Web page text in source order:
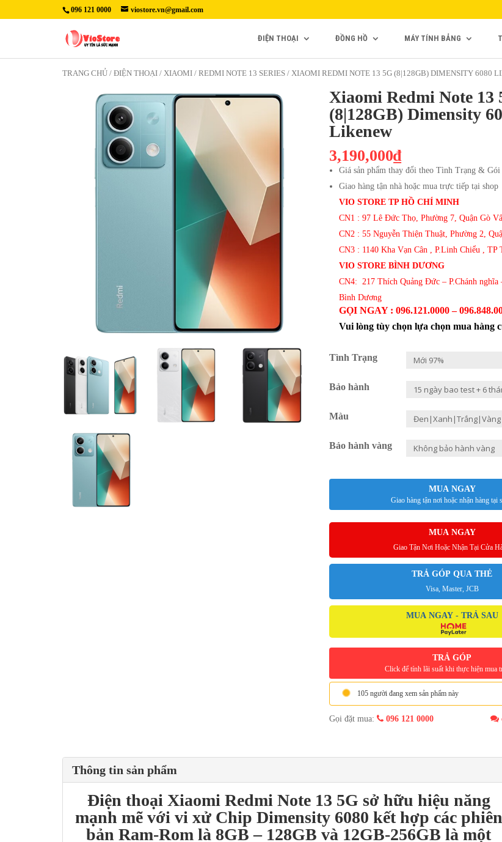
096 121 0000 viostore.vn@gmail.com
ĐIỆN THOẠI ĐỒNG HỒ MÁY TÍNH BẢNG
TRANG CHỦ / ĐIỆN THOẠI / XIAOMI / REDMI NOTE 13 SERIES / XIAOMI REDMI NOTE 13 5G (8|128GB) DIMENSITY 6080
Xiaomi Redmi Note 13
(8|128GB) Dimensity
Likenew
3,190,000₫
Giá sản phẩm thay đổi theo Tình Trạng & Gói
Giao hàng tận nhà hoặc mua trực tiếp tại shop
VIO STORE TP HỒ CHÍ MINH
CN1 : 97 Lê Đức Thọ, Phường 7, Quận Gò
CN2 : 55 Nguyễn Thiện Thuật, Phường 2,
CN3 : 1140 Kha Vạn Cân , P.Linh Chiểu ,
VIO STORE BÌNH DƯƠNG
CN4: 217 Thích Quảng Đức – P.Chánh nghĩa
Bình Dương
GỌI NGAY : 096.121.0000 –
Vui lòng tùy chọn lựa chọn mua hàng
Tình Trạng
Bảo hành
Màu
Bảo hành vàng
MUA NGAY
Giao hàng tận nơi hoặc nhận hàng tại
MUA NGAY
Giao Tận Nơi Hoặc Nhận Tại Cửa
TRẢ GÓP QUA THẺ
Visa, Master, JCB
MUA NGAY - TRẢ SAU
TRẢ GÓP
Click để tính lãi suất khi thực hiện mua
105 người đang xem sản phẩm này
Gọi đặt mua: 096 121 0000
Thông tin sản phẩm
Điện thoại Xiaomi Redmi Note 13 5G sở hữu hiệu năng
mạnh mẽ với vi xử Chip Dimensity 6080 kết hợp các phiên
bản Ram-Rom là 8GB – 128GB và 12GB-256GB là một